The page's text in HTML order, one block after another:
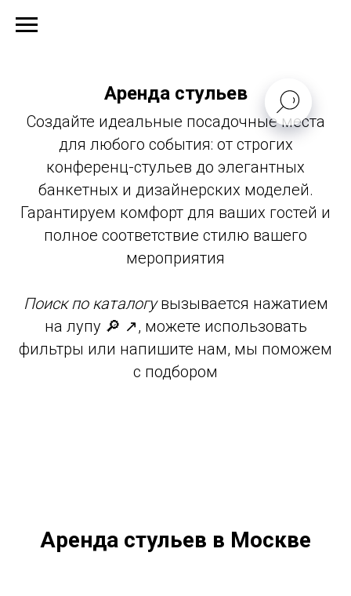
Аренда стульев
Создайте идеальные посадочные места
для любого события: от строгих
конференц-стульев до элегантных
банкетных и дизайнерских моделей.
Гарантируем комфорт для ваших гостей и
полное соответствие стилю вашего
мероприятия
Поиск по каталогувызывается нажатием
на лупу 🔎 ↗️, можете использовать
фильтры или напишите нам, мы поможем
с подбором
Аренда стульев в Москве